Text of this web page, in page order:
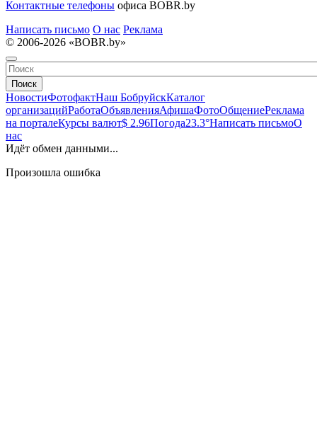
Контактные телефоны офиса BOBR.by
Написать письмо О нас Реклама
© 2006-2026 «BOBR.by»
Поиск
НовостиФотофактНаш БобруйскКаталог
организацийРаботаОбъявленияАфишаФотоОбщениеРеклама
на порталеКурсы валют$ 2.96Погода23.3°Написать письмоО
нас
Идёт обмен данными...
Произошла ошибка